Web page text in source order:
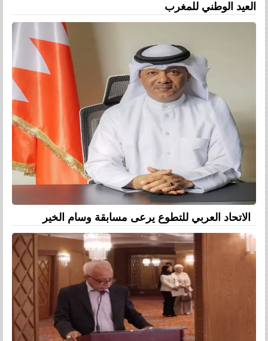
العيد الوطني للمغرب
الاتحاد العربي للتطوع يرعى مسابقة وسام الخير